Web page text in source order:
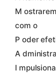
M
com o
P oder
A
I